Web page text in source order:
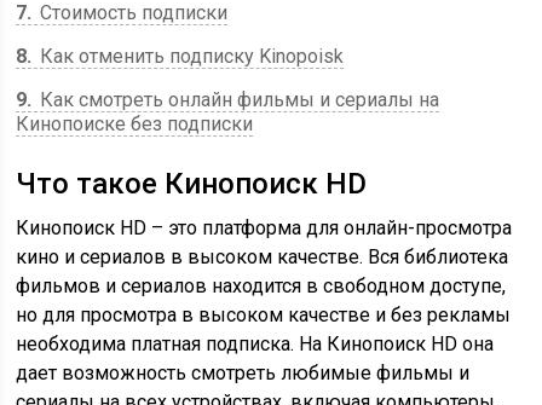
7 Стоимость подписки
8
Как отменить подписку Kinopoisk
9
Как смотреть онлайн фильмы и сериалы на
Кинопоиске без подписки
Что такое Кинопоиск HD
Кинопоиск HD – это платформа для онлайн-просмотра
кино и сериалов в высоком качестве. Вся библиотека
фильмов и сериалов находится в свободном доступе,
но для просмотра в высоком качестве и без рекламы
необходима платная подписка. На Кинопоиск HD она
дает возможность смотреть любимые фильмы и